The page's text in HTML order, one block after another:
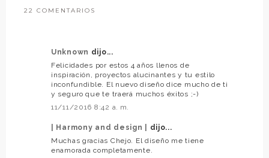
22 COMENTARIOS
Unknown dijo...
Felicidades por estos 4 años llenos de
inspiración, proyectos alucinantes y tu estilo
inconfundible. El nuevo diseño dice mucho de ti
y seguro que te traerá muchos éxitos ;-)
11/11/2016 8:42 a. m.
| Harmony and design |
dijo...
Muchas gracias Chejo. El diseño me tiene
enamorada completamente.